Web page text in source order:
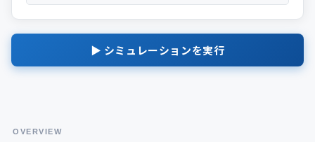
▶ シミュレーションを実行
OVERVIEW